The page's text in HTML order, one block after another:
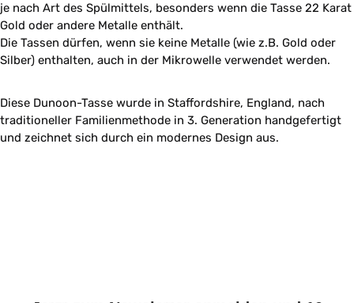
je nach Art des Spülmittels, besonders wenn die Tasse 22 Karat
Gold oder andere Metalle enthält.
Die Tassen dürfen, wenn sie keine Metalle (wie z.B. Gold oder
Silber) enthalten, auch in der Mikrowelle verwendet werden.
Diese Dunoon-Tasse wurde in Staffordshire, England, nach
traditioneller Familienmethode in 3. Generation handgefertigt
und zeichnet sich durch ein modernes Design aus.